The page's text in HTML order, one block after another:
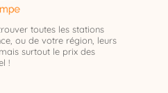
toutes les stations
ou de votre région, leurs
surtout le prix des
!